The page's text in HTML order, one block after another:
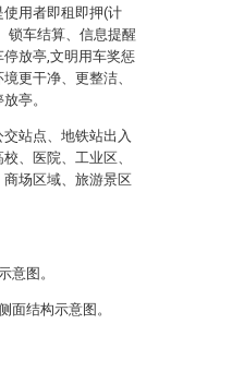
用者即租即押(计
锁车结算、信息提醒
放亭,文明用车奖惩
更干净、更整洁、
亭。
站点、地铁站出入
、医院、工业区、
场区域、旅游景区
意图。
面结构示意图。